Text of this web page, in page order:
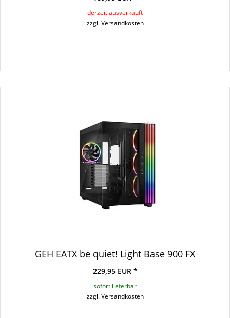
derzeit ausverkauft
zzgl. Versandkosten
GEH EATX be quiet! Light Base 900 FX
229,95 EUR *
sofort lieferbar
zzgl. Versandkosten